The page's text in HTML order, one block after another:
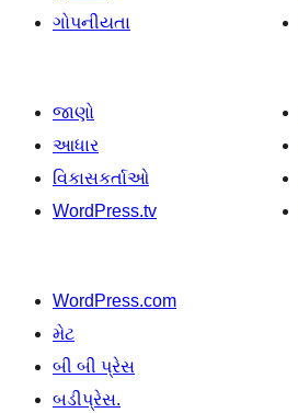
ગોપનીયતા
જાણો
આધાર
વિકાસકર્તાઓ
WordPress.tv
WordPress.com
મેટ
બી બી પ્રેસ
બડીપ્રેસ.